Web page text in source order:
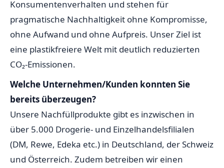
Konsumentenverhalten und stehen für
pragmatische Nachhaltigkeit ohne Kompromisse,
ohne Aufwand und ohne Aufpreis. Unser Ziel ist
eine plastikfreiere Welt mit deutlich reduzierten
CO₂-Emissionen.
Welche Unternehmen/Kunden konnten Sie
bereits überzeugen?
Unsere Nachfüllprodukte gibt es inzwischen in
über 5.000 Drogerie- und Einzelhandelsfilialen
(DM, Rewe, Edeka etc.) in Deutschland, der Schweiz
und Österreich. Zudem betreiben wir einen